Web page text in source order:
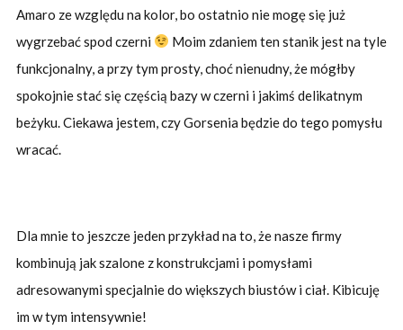
Amaro ze względu na kolor, bo ostatnio nie mogę się już
wygrzebać spod czerni
Moim zdaniem ten stanik jest na tyle
funkcjonalny, a przy tym prosty, choć nienudny, że mógłby
spokojnie stać się częścią bazy w czerni i jakimś delikatnym
beżyku. Ciekawa jestem, czy Gorsenia będzie do tego pomysłu
wracać.
Dla mnie to jeszcze jeden przykład na to, że nasze firmy
kombinują jak szalone z konstrukcjami i pomysłami
adresowanymi specjalnie do większych biustów i ciał. Kibicuję
im w tym intensywnie!